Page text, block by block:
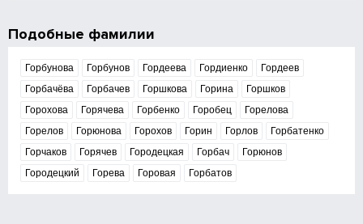
Подобные фамилии
Горбунова Горбунов Гордеева Гордиенко
Гордеев
Горбачёва
Горбачев Горшкова Горина
Горшков
Горохова
Горячева Горбенко Горобец
Горелова
Горелов
Горюнова Горохов Горин Горлов
Горбатенко
Горчаков
Горячев Городецкая Горбач
Горюнов
Городецкий
Горева Горовая Горбатов